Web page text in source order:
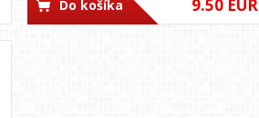
9.50 EUR
Do košíka